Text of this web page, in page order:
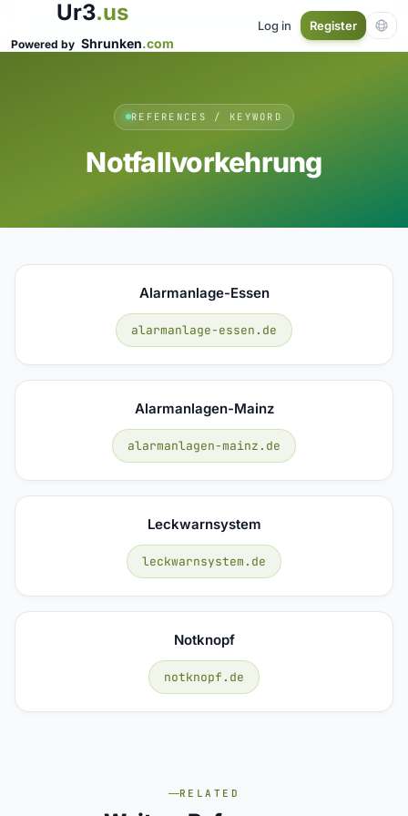
Ur3.us
Powered by Shrunken.com
Log in Register
REFERENCES / KEYWORD
Notfallvorkehrung
Alarmanlage-Essen
alarmanlage-essen.de
Alarmanlagen-Mainz
alarmanlagen-mainz.de
Leckwarnsystem
leckwarnsystem.de
Notknopf
notknopf.de
RELATED